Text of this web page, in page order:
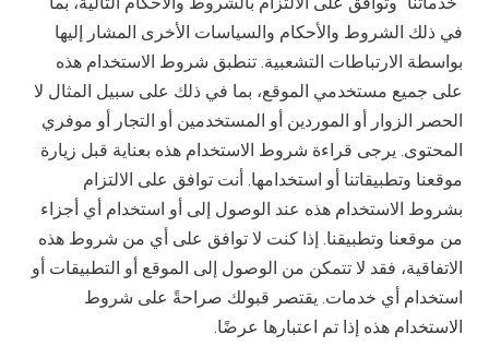
في ذلك الشروط والأحكام والسياسات الأخرى المشار إليها
بواسطة الارتباطات التشعبية. تنطبق شروط الاستخدام هذه
على جميع مستخدمي الموقع، بما في ذلك على سبيل المثال لا
الحصر الزوار أو الموردين أو المستخدمين أو التجار أو موفري
المحتوى. يرجى قراءة شروط الاستخدام هذه بعناية قبل زيارة
موقعنا وتطبيقاتنا أو استخدامها. أنت توافق على الالتزام
بشروط الاستخدام هذه عند الوصول إلى أو استخدام أي أجزاء
من موقعنا وتطبيقنا. إذا كنت لا توافق على أي من شروط هذه
الاتفاقية، فقد لا تتمكن من الوصول إلى الموقع أو التطبيقات أو
استخدام أي خدمات. يقتصر قبولك صراحةً على شروط
الاستخدام هذه إذا تم اعتبارها عرضًا.